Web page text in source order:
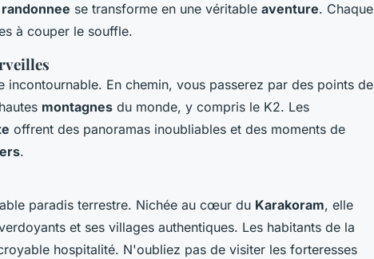
randonnee se transforme en une véritable aventure. Chaque
à couper le souffle.
incontournable. En chemin, vous passerez par des points de
montagnes du monde, y compris le K2. Les
offrent des panoramas inoubliables et des moments de
.
paradis terrestre. Nichée au cœur du Karakoram, elle
et ses villages authentiques. Les habitants de la
hospitalité. N'oubliez pas de visiter les forteresses